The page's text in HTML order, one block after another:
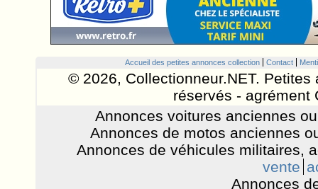
Accueil des petites annonces collection Contact
© 2026, Collectionneur.NET.
réservés - agrément
Annonces voitures anciennes
Annonces de motos anciennes
Annonces de véhicules militaires,
vente
Annonces